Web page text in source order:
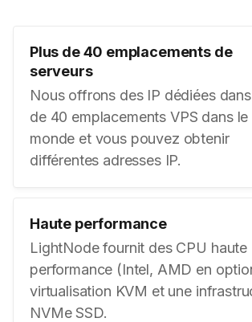
Plus de 40 emplacements de
serveurs
Nous offrons des IP dédiées
de 40 emplacements VPS dans le
monde et vous pouvez obtenir
différentes adresses IP.
Haute performance
LightNode fournit des CPU haute
performance (Intel, AMD en
virtualisation KVM et une
NVMe SSD.